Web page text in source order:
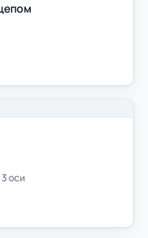
оси